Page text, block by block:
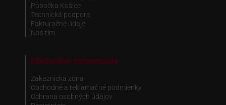
Pobočka Košice
Technická podpora
Fakturačné údaje
Náš tím
Obchodné informácie
Zákaznická zóna
Obchodné a reklamačné podmienky
Ochrana osobných údajov